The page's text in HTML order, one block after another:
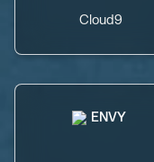
Cloud9